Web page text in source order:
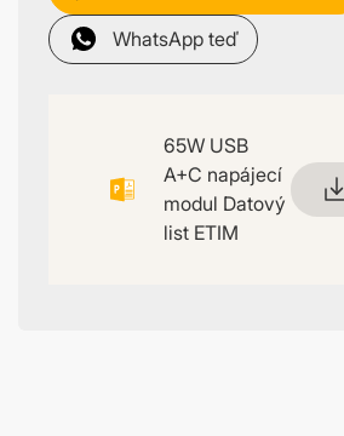
WhatsApp teď
65W USB
A+C napájecí
modul Datový
list ETIM